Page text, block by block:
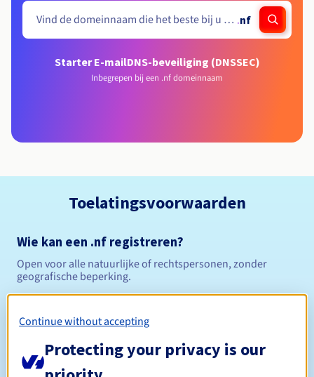
.nf
Starter E-mailDNS-beveiliging (DNSSEC)
Inbegrepen bij een .nf domeinnaam
Toelatingsvoorwaarden
Wie kan een .nf registreren?
Open voor alle natuurlijke of rechtspersonen, zonder
geografische beperking.
Registratieperiode Tussen 1 en 5 jaar
Continue without accepting
Protecting your privacy is our